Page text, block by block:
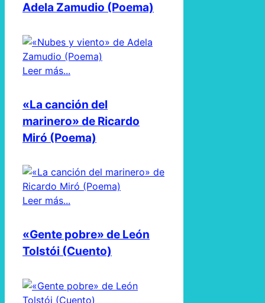
Adela Zamudio (Poema)
Leer más...
«La canción del
marinero» de Ricardo
Miró (Poema)
Leer más...
«Gente pobre» de León
Tolstói (Cuento)